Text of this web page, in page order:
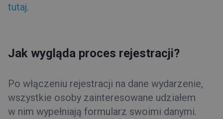
tutaj.
Jak wygląda proces rejestracji?
Po włączeniu rejestracji na dane wydarzenie,
wszystkie osoby zainteresowane udziałem
w nim wypełniają formularz swoimi danymi.